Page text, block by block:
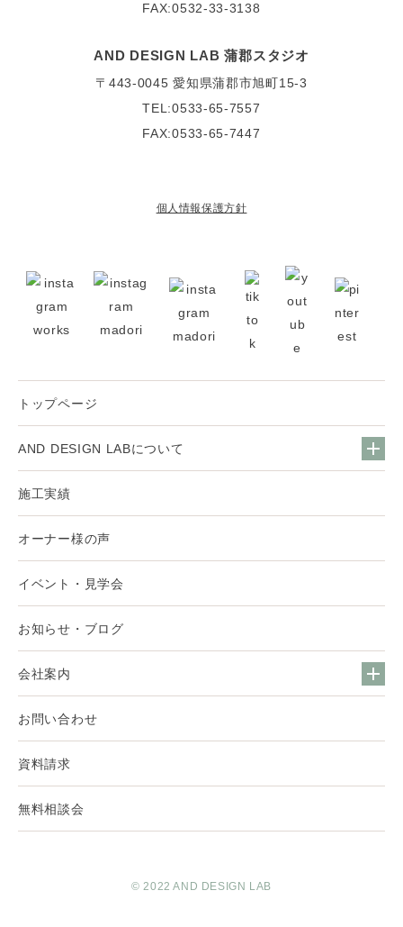
FAX:0532-33-3138
AND DESIGN LAB 蒲郡スタジオ
〒443-0045 愛知県蒲郡市旭町15-3
TEL:0533-65-7557
FAX:0533-65-7447
個人情報保護方針
トップページ
AND DESIGN LABについて
施工実績
オーナー様の声
イベント・見学会
お知らせ・ブログ
会社案内
お問い合わせ
資料請求
無料相談会
© 2022 AND DESIGN LAB